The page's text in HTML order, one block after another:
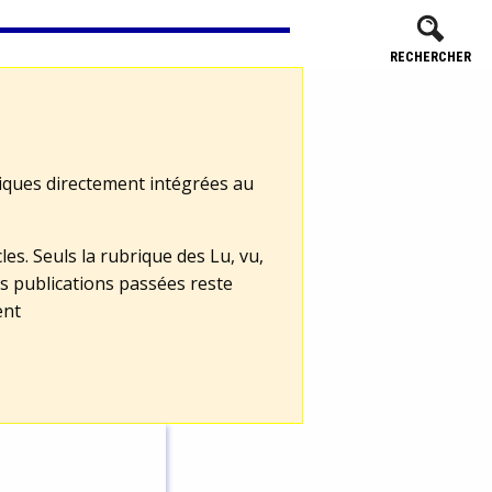
RECHERCHER
directement intégrées au
Seuls la rubrique des Lu, vu,
publications passées reste